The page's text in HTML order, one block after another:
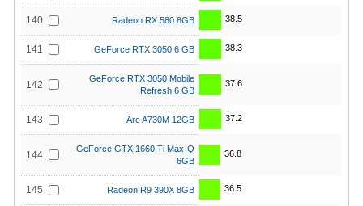
140 Radeon RX 580 8GB 38.5
141 GeForce RTX 3050 6 GB 38.3
142
GeForce RTX 3050 Mobile
Refresh 6 GB
37.6
143 Arc A730M 12GB 37.2
144
GeForce GTX 1660 Ti Max-Q
6GB
36.8
145 Radeon R9 390X 8GB 36.5